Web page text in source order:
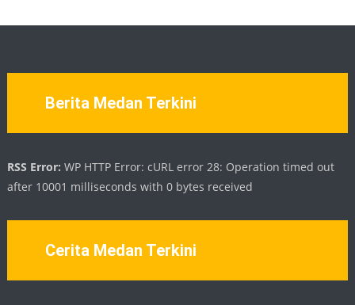
Berita Medan Terkini
RSS Error: WP HTTP Error: cURL error 28: Operation timed out
after 10001 milliseconds with 0 bytes received
Cerita Medan Terkini